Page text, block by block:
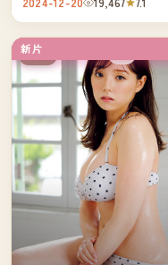
新片
英国